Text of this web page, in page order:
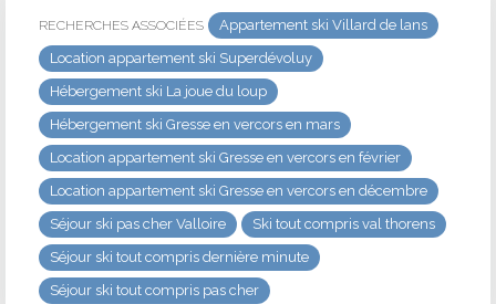
RECHERCHES ASSOCIÉES
Appartement ski Villard de lans
Location appartement ski Superdévoluy
Hébergement ski La joue du loup
Hébergement ski Gresse en vercors en mars
Location appartement ski Gresse en vercors en février
Location appartement ski Gresse en vercors en décembre
Séjour ski pas cher Valloire
Ski tout compris val thorens
Séjour ski tout compris dernière minute
Séjour ski tout compris pas cher